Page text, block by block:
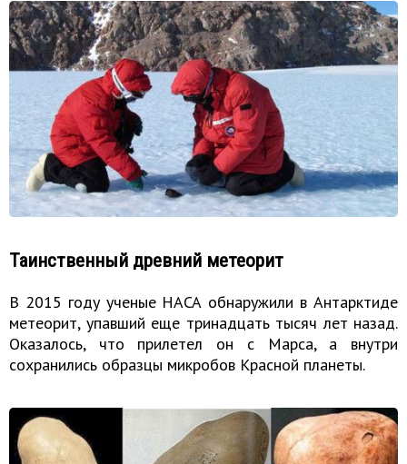
Таинственный древний метеорит
В 2015 году ученые НАСА обнаружили в Антарктиде
метеорит, упавший еще тринадцать тысяч лет назад.
Оказалось, что прилетел он с Марса, а внутри
сохранились образцы микробов Красной планеты.